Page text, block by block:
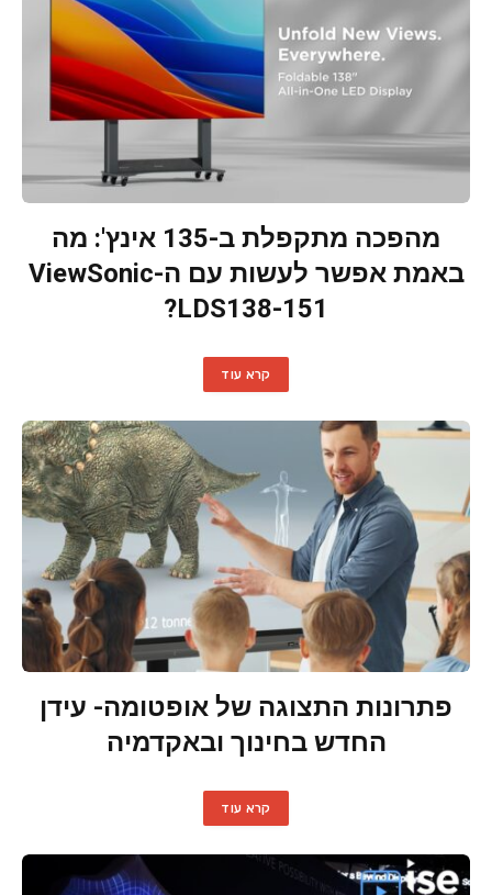
מהפכה מתקפלת ב-135 אינץ': מה
באמת אפשר לעשות עם ה-ViewSonic
LDS138-151?
קרא עוד
פתרונות התצוגה של אופטומה- עידן
החדש בחינוך ובאקדמיה
קרא עוד